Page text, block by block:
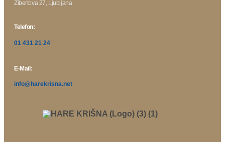
Žibertova 27, Ljubljana
Telefon:
01 431 21 24
E-Mail:
info@harekrisna.net